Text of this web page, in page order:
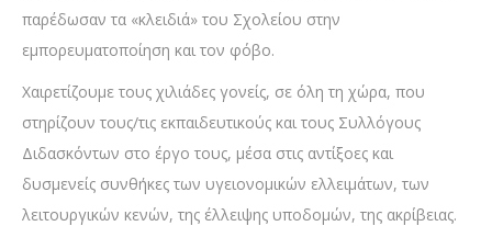
παρέδωσαν τα «κλειδιά» του Σχολείου στην
εμπορευματοποίηση και τον φόβο.
Χαιρετίζουμε τους χιλιάδες γονείς, σε όλη τη χώρα, που
στηρίζουν τους/τις εκπαιδευτικούς και τους Συλλόγους
Διδασκόντων στο έργο τους, μέσα στις αντίξοες και
δυσμενείς συνθήκες των υγειονομικών ελλειμάτων, των
λειτουργικών κενών, της έλλειψης υποδομών, της ακρίβειας.